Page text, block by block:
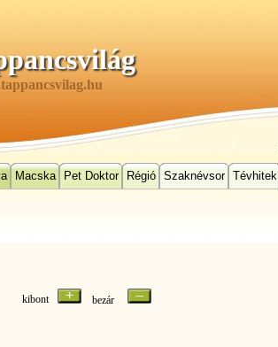
Macska Pet Doktor Régió Szaknévsor Tévhitek
kibont bezár